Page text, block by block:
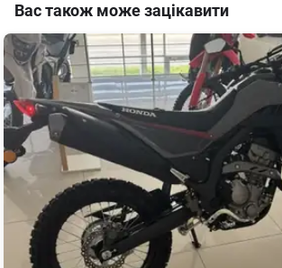
Вас також може зацікавити